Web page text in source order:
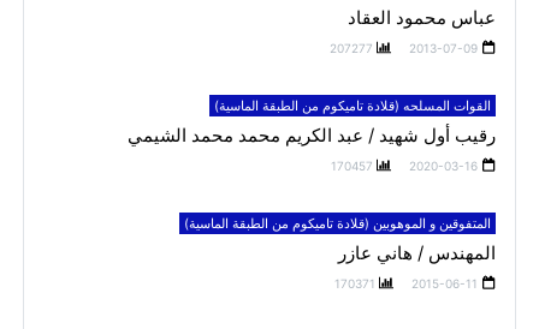
عباس محمود العقاد
2013-07-09
207277
القوات المسلحه (قلادة تاميكوم من الطبقة الماسية)
رقيب أول شهيد / عبد الكريم محمد محمد الشيمي
2020-03-16
170457
المتفوقين و الموهوبين (قلادة تاميكوم من الطبقة الماسية)
المهندس / هاني عازر
2015-06-11
170371